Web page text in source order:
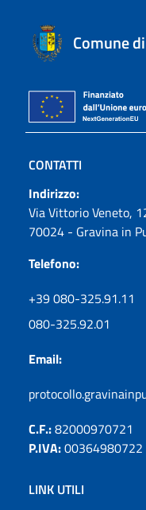
Comune
CONTATTI
Indirizzo:
Via Vittorio Veneto,
70024 - Gravina in
Telefono:
+39 080-325.91.11
080-325.92.01
Email:
C.F.:82000970721
P.IVA:00364980722
LINK UTILI